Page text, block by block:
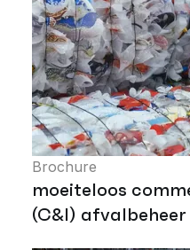
Brochure
moeiteloos
(C&I) afvalbeheer